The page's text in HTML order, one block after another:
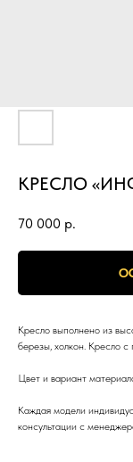
КРЕСЛО
70 000 р.
Кресло выполнено из
березы, холкон. Кресло
Цвет и вариант
Каждая модели
консультации с